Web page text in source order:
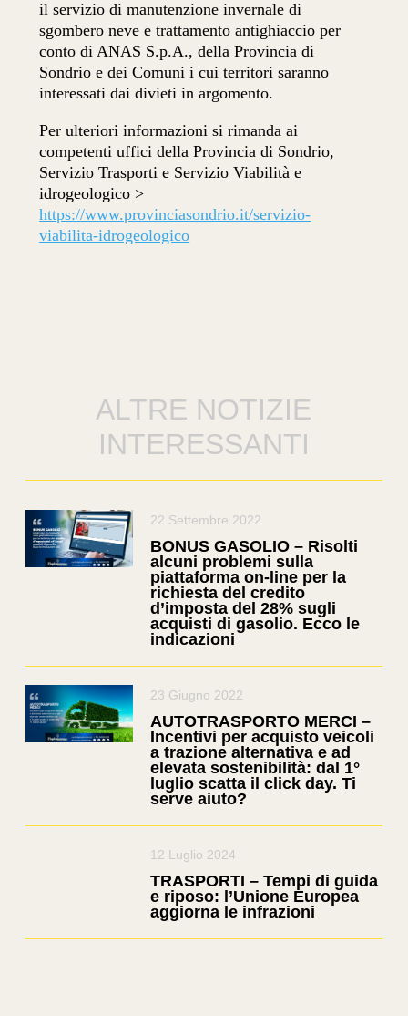
il servizio di manutenzione invernale di
sgombero neve e trattamento antighiaccio per
conto di ANAS S.p.A., della Provincia di
Sondrio e dei Comuni i cui territori saranno
interessati dai divieti in argomento.
Per ulteriori informazioni si rimanda ai
competenti uffici della Provincia di Sondrio,
Servizio Trasporti e Servizio Viabilità e
idrogeologico >
https://www.provinciasondrio.it/servizio-
viabilita-idrogeologico
ALTRE NOTIZIE
INTERESSANTI
22 Settembre 2022
BONUS GASOLIO – Risolti
alcuni problemi sulla
piattaforma on-line per la
richiesta del credito
d’imposta del 28% sugli
acquisti di gasolio. Ecco le
indicazioni
23 Giugno 2022
AUTOTRASPORTO MERCI –
Incentivi per acquisto veicoli
a trazione alternativa e ad
elevata sostenibilità: dal 1°
luglio scatta il click day. Ti
serve aiuto?
12 Luglio 2024
TRASPORTI – Tempi di guida
e riposo: l’Unione Europea
aggiorna le infrazioni